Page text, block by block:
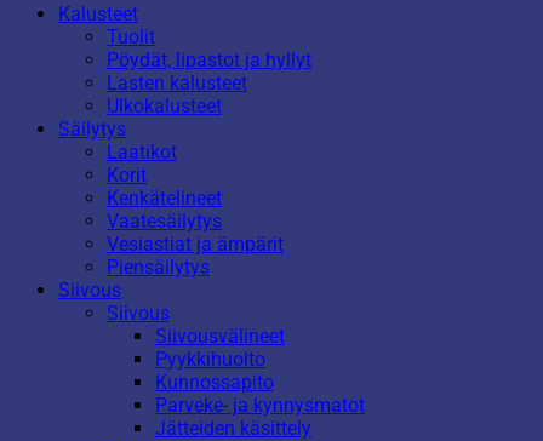
Kalusteet
Tuolit
Pöydät, lipastot ja hyllyt
Lasten kalusteet
Ulkokalusteet
Säilytys
Laatikot
Korit
Kenkätelineet
Vaatesäilytys
Vesiastiat ja ämpärit
Piensäilytys
Siivous
Siivous
Siivousvälineet
Pyykkihuolto
Kunnossapito
Parveke- ja kynnysmatot
Jätteiden käsittely